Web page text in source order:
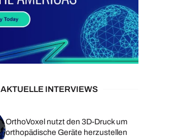
AKTUELLE INTERVIEWS
OrthoVoxel nutzt den 3D-Druck um
orthopädische Geräte herzustellen